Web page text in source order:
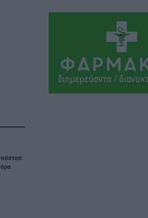
πριν 15 ώρες
Πάνθηρες: Ξεκίνησαν
την παρθενική “πτήση”
Αθλητικά• πριν 16 ώρες